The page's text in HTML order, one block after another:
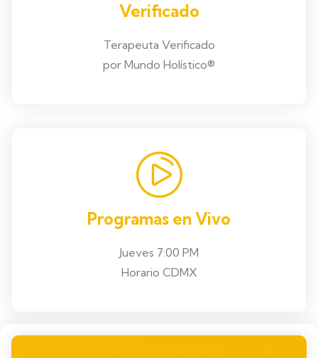
Verificado
Terapeuta Verificado
por Mundo Holístico®
Programas en Vivo
Jueves 7:00 PM
Horario CDMX